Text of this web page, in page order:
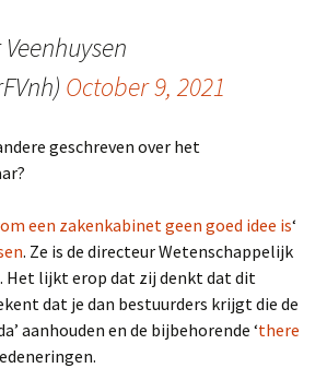
October 9, 2021
geschreven over het
een zakenkabinet geen goed idee is‘
. Ze is de directeur Wetenschappelijk
Het lijkt erop dat zij denkt dat dit
dat je dan bestuurders krijgt die de
aanhouden en de bijbehorende ‘there